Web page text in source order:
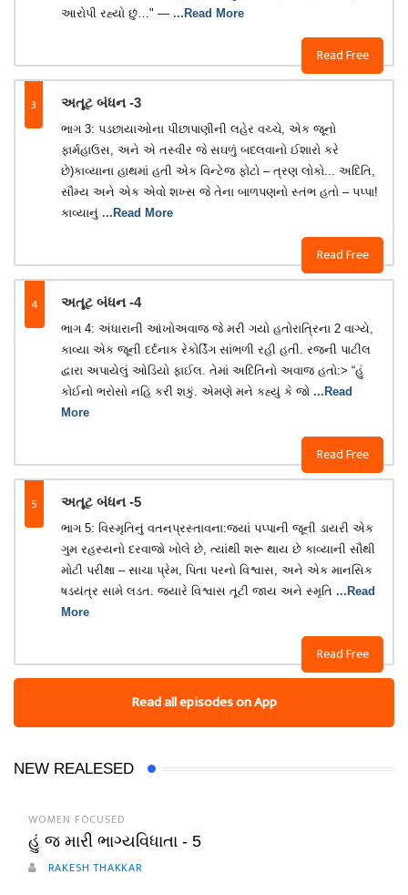
Read Free
આરોપી રહ્યો છું…" — ...Read More
3 અતૂટ બંધન -3
Read Free
ભાગ 3: પડછાયાઓના પીછાપાણીની લહેર વચ્ચે, એક જૂનો
ફાર્મહાઉસ, અને એ તસ્વીર જે સઘળું બદલવાનો ઈશારો કરે
છે)કાવ્યાના હાથમાં હતી એક વિન્ટેજ ફોટો – ત્રણ લોકો... અદિતિ,
સૌમ્ય અને એક એવો શખ્સ જે તેના બાળપણનો સ્તંભ હતો – પપ્પા!
કાવ્યાનું ...Read More
4 અતૂટ બંધન -4
Read Free
ભાગ 4: અંધારાની આંખોઅવાજ જે મરી ગયો હતોરાત્રિના 2 વાગ્યે,
કાવ્યા એક જૂની દર્દનાક રેકોર્ડિંગ સાંભળી રહી હતી. રજની પાટીલ
દ્વારા અપાયેલું ઓડિયો ફાઈલ. તેમાં અદિતિનો અવાજ હતો:> “હું
કોઈનો ભરોસો નહિ કરી શકું. એમણે મને કહ્યું કે જો ...Read
More
5 અતૂટ બંધન -5
Read Free
ભાગ 5: વિસ્મૃતિનું વતનપ્રસ્તાવના:જ્યાં પપ્પાની જૂની ડાયરી એક
ગુમ રહસ્યનો દરવાજો ખોલે છે, ત્યાંથી શરૂ થાય છે કાવ્યાની સૌથી
મોટી પરીક્ષા – સાચા પ્રેમ, પિતા પરનો વિશ્વાસ, અને એક માનસિક
ષડયંત્ર સામે લડત. જ્યારે વિશ્વાસ તૂટી જાય અને સ્મૃતિ ...Read
More
Read all episodes on App
NEW REALESED
WOMEN FOCUSED
હું જ મારી ભાગ્યવિધાતા - 5
RAKESH THAKKAR